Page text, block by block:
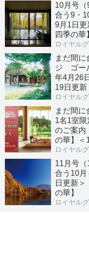
10月号
合う9・
9月1日更
四季の華
ロイヤル
まだ間
ジ ゴー
年4月26
19日更
季の華】
ロイヤル
まだ間
1名1室
のご案内
の華】＜
ロイヤル
11月号
合う10月
日更新
の華】
ロイヤル